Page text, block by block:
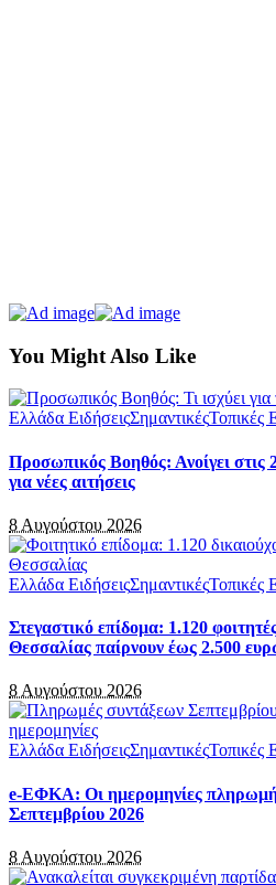
You Might Also Like
Ελλάδα ΕιδήσειςΣημαντικέςΤοπικές
Προσωπικός Βοηθός: Ανοίγει
για νέες αιτήσεις
8 Αυγούστου 2026
Ελλάδα ΕιδήσειςΣημαντικέςΤοπικές
Στεγαστικό επίδομα: 1.120
Θεσσαλίας παίρνουν έως 2.500
8 Αυγούστου 2026
Ελλάδα ΕιδήσειςΣημαντικέςΤοπικές
e-ΕΦΚΑ: Οι ημερομηνίες πληρωμής
Σεπτεμβρίου 2026
8 Αυγούστου 2026